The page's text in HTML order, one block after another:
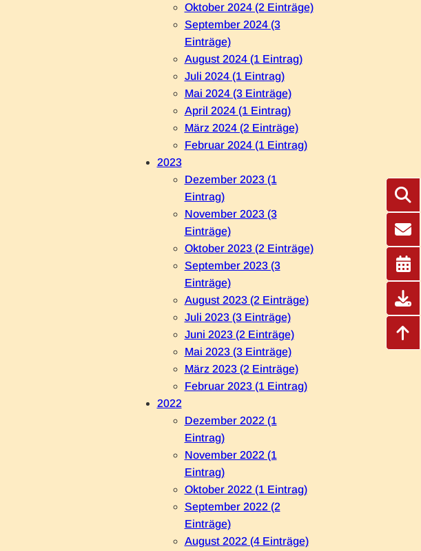
Oktober 2024 (2 Einträge)
September 2024 (3
Einträge)
August 2024 (1 Eintrag)
Juli 2024 (1 Eintrag)
Mai 2024 (3 Einträge)
April 2024 (1 Eintrag)
März 2024 (2 Einträge)
Februar 2024 (1 Eintrag)
2023
Dezember 2023 (1
Eintrag)
November 2023 (3
Einträge)
Oktober 2023 (2 Einträge)
September 2023 (3
Einträge)
August 2023 (2 Einträge)
Juli 2023 (3 Einträge)
Juni 2023 (2 Einträge)
Mai 2023 (3 Einträge)
März 2023 (2 Einträge)
Februar 2023 (1 Eintrag)
2022
Dezember 2022 (1
Eintrag)
November 2022 (1
Eintrag)
Oktober 2022 (1 Eintrag)
September 2022 (2
Einträge)
August 2022 (4 Einträge)